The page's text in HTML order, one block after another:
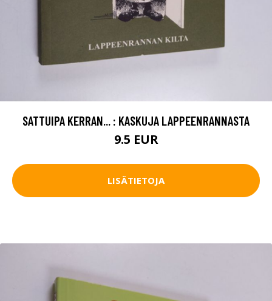
SATTUIPA KERRAN... : KASKUJA LAPPEENRANNASTA
9.5 EUR
LISÄTIETOJA